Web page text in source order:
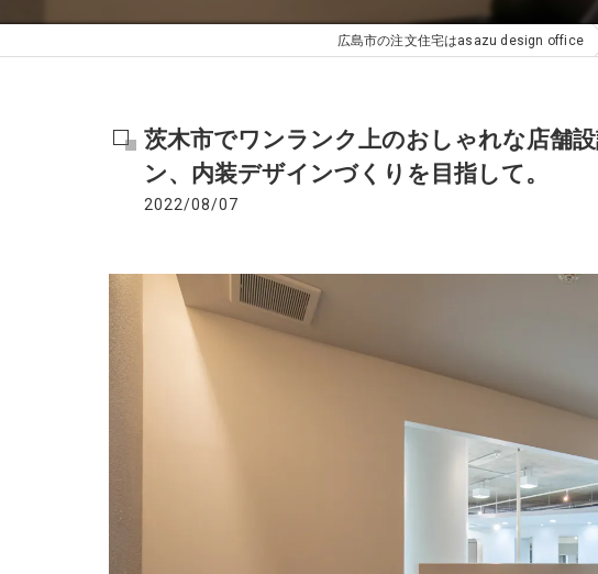
広島市の注文住宅はasazu design office
茨木市でワンランク上のおしゃれな店舗
ン、内装デザインづくりを目指して。
2022/08/07